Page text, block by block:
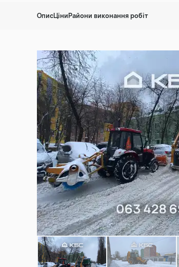
Асфальтна
Цегляний
ОписЦіниРайони виконання робіт